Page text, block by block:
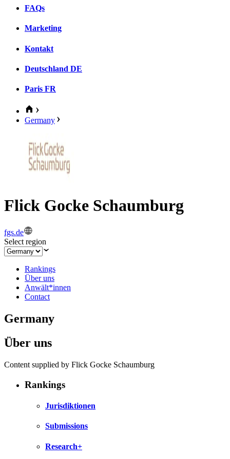
FAQs
Marketing
Kontakt
Deutschland DE
Paris FR
Germany
Flick Gocke Schaumburg
fgs.de
Select region
Rankings
Über uns
Anwält*innen
Contact
Germany
Über uns
Content supplied by Flick Gocke Schaumburg
Rankings
Jurisdiktionen
Submissions
Research+